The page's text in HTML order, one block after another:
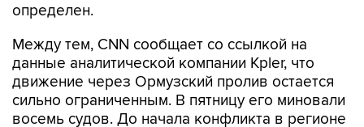
Между тем, CNN сообщает со ссылкой на
движение через Ормузский пролив остается
сильно ограниченным. В пятницу его миновали
восемь судов. До начала конфликта в регионе
пролив проходило ежедневно 130 - 140 судов.